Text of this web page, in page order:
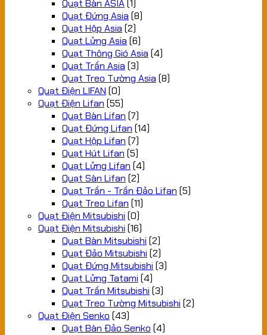
Quạt Bàn ASIA(1)
Quạt Đứng Asia (8)
Quạt Hộp Asia (2)
Quạt Lửng Asia (6)
Quạt Thông Gió Asia (4)
Quạt Trần Asia (3)
Quạt Treo Tường Asia (8)
Quạt Điện LIFAN (0)
Quạt Điện Lifan (55)
Quạt Bàn Lifan (7)
Quạt Đứng Lifan (14)
Quạt Hộp Lifan (7)
Quạt Hút Lifan (5)
Quạt Lửng Lifan (4)
Quạt Sàn Lifan (2)
Quạt Trần - Trần Đảo Lifan (5)
Quạt Treo Lifan (11)
Quạt Điện Mitsubishi (0)
Quạt Điện Mitsubishi (16)
Quạt Bàn Mitsubishi (2)
Quạt Đảo Mitsubishi (2)
Quạt Đứng Mitsubishi (3)
Quạt Lửng Tatami (4)
Quạt Trần Mitsubishi (3)
Quạt Treo Tường Mitsubishi (2)
Quạt Điện Senko (43)
Quạt Bàn Đảo Senko (4)